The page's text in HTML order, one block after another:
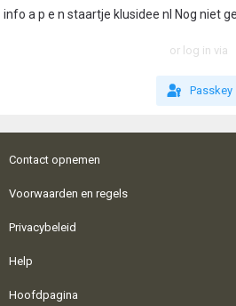
info a p e n staartje klusidee nl Nog niet
or log in via
Passkey
Contact opnemen
Voorwaarden en regels
Privacybeleid
Help
Hoofdpagina